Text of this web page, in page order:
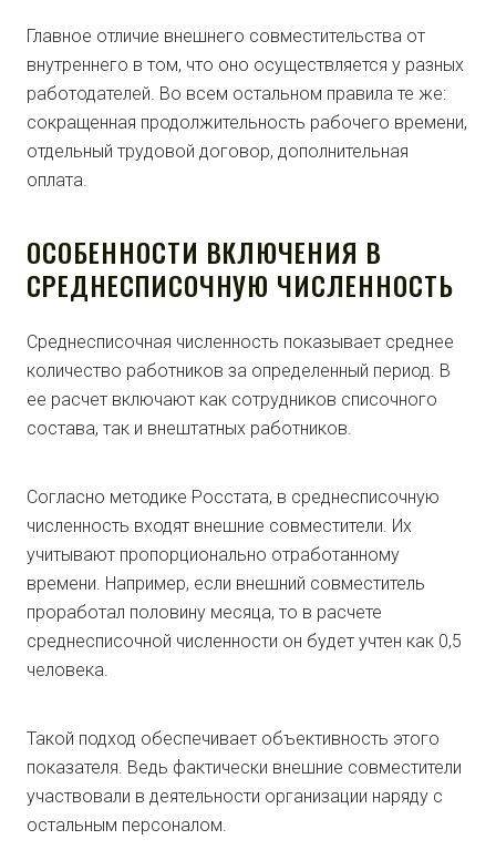
Главное отличие внешнего совместительства от
внутреннего в том, что оно осуществляется у разных
работодателей. Во всем остальном правила те же:
сокращенная продолжительность рабочего времени,
отдельный трудовой договор, дополнительная
оплата.
ОСОБЕННОСТИ ВКЛЮЧЕНИЯ В
СРЕДНЕСПИСОЧНУЮ ЧИСЛЕННОСТЬ
Среднесписочная численность показывает среднее
количество работников за определенный период. В
ее расчет включают как сотрудников списочного
состава, так и внештатных работников.
Согласно методике Росстата, в среднесписочную
численность входят внешние совместители. Их
учитывают пропорционально отработанному
времени. Например, если внешний совместитель
проработал половину месяца, то в расчете
среднесписочной численности он будет учтен как 0,5
человека.
Такой подход обеспечивает объективность этого
показателя. Ведь фактически внешние совместители
участвовали в деятельности организации наряду с
остальным персоналом.